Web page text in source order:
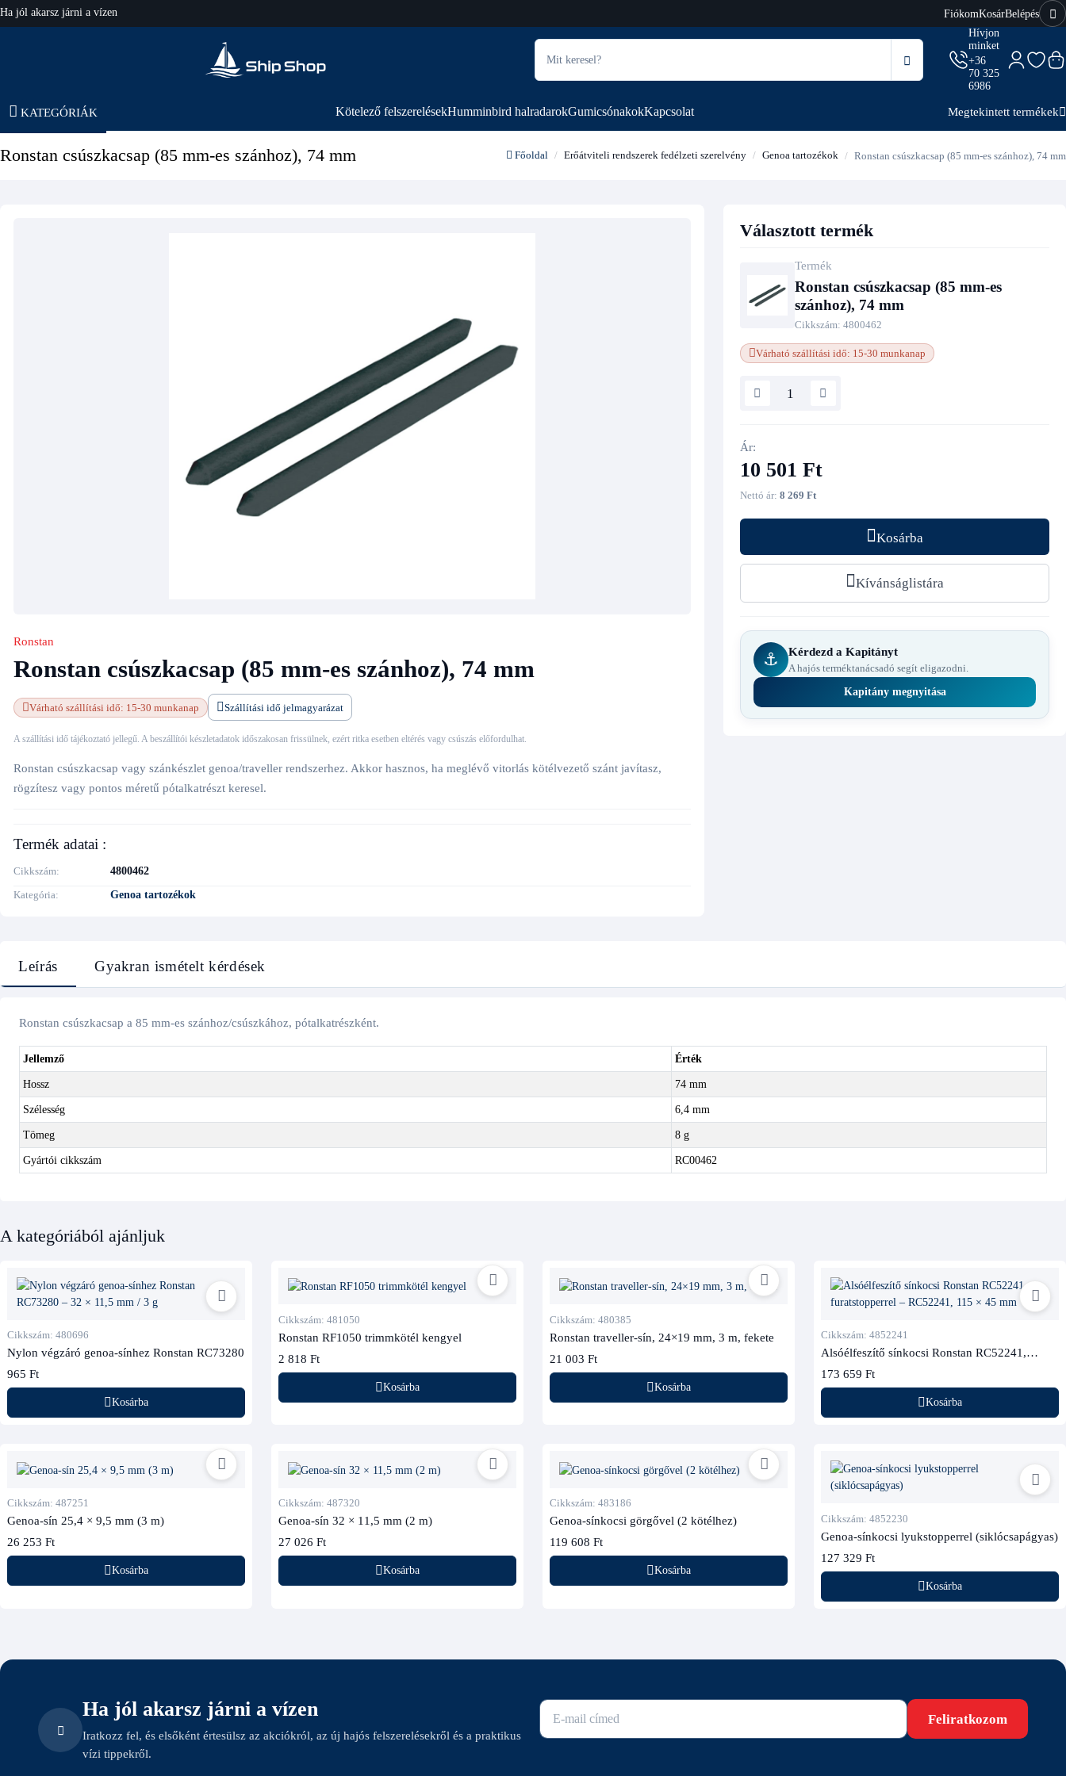
Ha jól akarsz járni a vízen
hajo-felszereles.hu
FiókomKosárBelépés
Hívjon
minket
+36
70 325
6986
KATEGÓRIÁK Kötelező felszerelésekHumminbird halradarokGumicsónakokKapcsolat Megtekintett termékek
Ronstan csúszkacsap (85 mm-es szánhoz), 74 mm Főoldal Erőátviteli rendszerek fedélzeti szerelvény Genoa tartozékok Ronstan csúszkacsap (85 mm-es szánhoz), 74 mm
Ronstan
Ronstan csúszkacsap (85 mm-es szánhoz), 74 mm
Várható szállítási idő: 15-30 munkanap Szállítási idő jelmagyarázat
A szállítási idő tájékoztató jellegű. A beszállítói készletadatok időszakosan frissülnek, ezért ritka esetben eltérés vagy csúszás előfordulhat.
Ronstan csúszkacsap vagy szánkészlet genoa/traveller rendszerhez. Akkor hasznos, ha meglévő vitorlás kötélvezető szánt javítasz,
rögzítesz vagy pontos méretű pótalkatrészt keresel.
Termék adatai :
Cikkszám
4800462
Kategória
Genoa tartozékok
Választott termék
Termék
Ronstan csúszkacsap (85 mm-es
szánhoz), 74 mm
Cikkszám:4800462
Várható szállítási idő: 15-30 munkanap
Ár:
10 501 Ft
Nettó ár:8 269 Ft
Kosárba
Kívánságlistára
⚓ Kérdezd a Kapitányt
A hajós terméktanácsadó segít eligazodni.
Kapitány megnyitása
Leírás Gyakran ismételt kérdések
Ronstan csúszkacsap a 85 mm-es szánhoz/csúszkához, pótalkatrészként.
Jellemző Érték
Hossz 74 mm
Szélesség 6,4 mm
Tömeg 8 g
Gyártói cikkszám RC00462
A kategóriából ajánljuk
Cikkszám: 480696
Nylon végzáró genoa-sínhez Ronstan RC73280
965 Ft
Kosárba
Cikkszám: 481050
Ronstan RF1050 trimmkötél kengyel
2 818 Ft
Kosárba
Cikkszám: 480385
Ronstan traveller-sín, 24×19 mm, 3 m, fekete
21 003 Ft
Kosárba
Cikkszám: 4852241
Alsóélfeszítő sínkocsi Ronstan RC52241,
furatstopperrel
173 659 Ft
Kosárba
Cikkszám: 487251
Genoa-sín 25,4 × 9,5 mm (3 m)
26 253 Ft
Kosárba
Cikkszám: 487320
Genoa-sín 32 × 11,5 mm (2 m)
27 026 Ft
Kosárba
Cikkszám: 483186
Genoa-sínkocsi görgővel (2 kötélhez)
119 608 Ft
Kosárba
Cikkszám: 4852230
Genoa-sínkocsi lyukstopperrel (siklócsapágyas)
127 329 Ft
Kosárba
Ha jól akarsz járni a vízen
Iratkozz fel, és elsőként értesülsz az akciókról, az új hajós felszerelésekről és a praktikus
vízi tippekről.
E-mail cím
Feliratkozom